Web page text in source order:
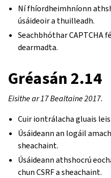
Ní fhíordheimhníonn
úsáideoir a thuilleadh.
Seachbhóthar CAPTCHA
dearmadta.
Gréasán 2.14
Eisithe ar 17 Bealtaine 2017.
Cuir iontrálacha gluais leis
Úsáideann an logáil
sheachaint.
Úsáideann athshocrú
chun CSRF a sheachaint.